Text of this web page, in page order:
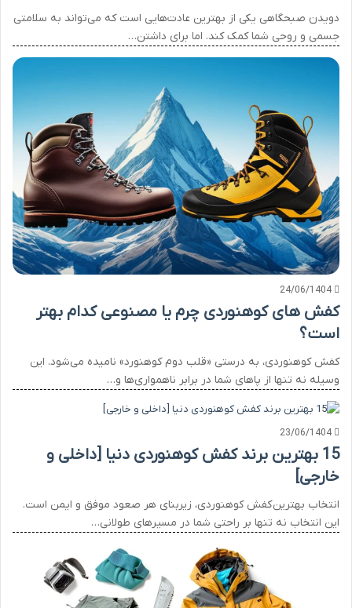
دویدن صبحگاهی یکی از بهترین عادت‌هایی است که می‌تواند به سلامتی
جسمی و روحی شما کمک کند. اما برای داشتن…
24/06/1404
کفش های کوهنوردی چرم یا مصنوعی کدام بهتر
است؟
کفش کوهنوردی، به درستی «قلب دوم کوهنورد» نامیده می‌شود. این
وسیله نه تنها از پاهای شما در برابر ناهمواری‌ها و…
23/06/1404
15 بهترین برند کفش کوهنوردی دنیا [داخلی و
خارجی]
انتخاب بهترین کفش کوهنوردی، زیربنای هر صعود موفق و ایمن است.
این انتخاب نه تنها بر راحتی شما در مسیرهای طولانی…